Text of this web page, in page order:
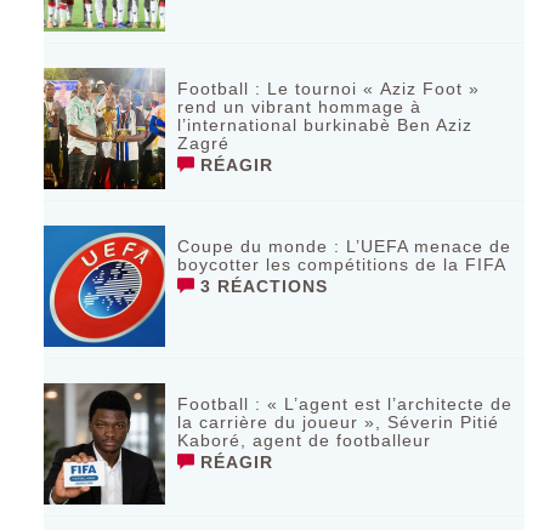
Football : Le tournoi « Aziz Foot »
rend un vibrant hommage à
l’international burkinabè Ben Aziz
Zagré
RÉAGIR
Coupe du monde : L’UEFA menace de
boycotter les compétitions de la FIFA
3 RÉACTIONS
Football : « L’agent est l’architecte de
la carrière du joueur », Séverin Pitié
Kaboré, agent de footballeur
RÉAGIR